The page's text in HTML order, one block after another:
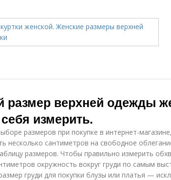
размер верхней одежды
измерить.
размеров при покупке в интернет-
несколько сантиметров на свободное
размеров. Чтобы правильно измерить
окружность вокруг груди по самым
груди для покупки блузы или платья —